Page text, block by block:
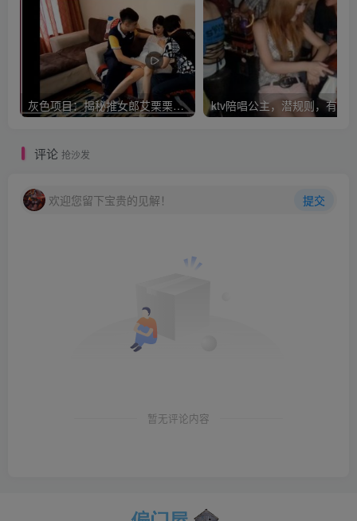
灰色项目：揭秘推女郎艾栗栗收费视频赚钱套路!
评论 抢沙发
欢迎您留下宝贵的见解！ 提交
暂无评论内容